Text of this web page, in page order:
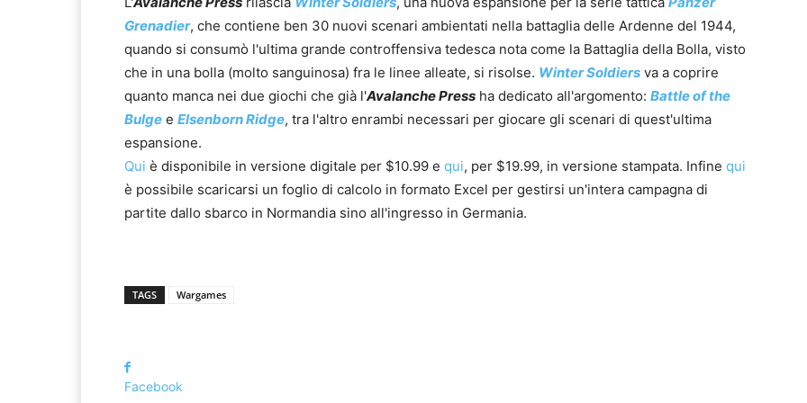
Grenadier, che contiene ben 30 nuovi scenari ambientati nella battaglia delle Ardenne del 1944,
quando si consumò l'ultima grande controffensiva tedesca nota come la Battaglia della Bolla, visto
che in una bolla (molto sanguinosa) fra le linee alleate, si risolse. Winter Soldiers va a coprire
quanto manca nei due giochi che già l'Avalanche Press ha dedicato all'argomento: Battle of the
Bulge e Elsenborn Ridge, tra l'altro enrambi necessari per giocare gli scenari di quest'ultima
espansione.
Qui è disponibile in versione digitale per $10.99 e qui, per $19.99, in versione stampata. Infine qui
è possibile scaricarsi un foglio di calcolo in formato Excel per gestirsi un'intera campagna di
partite dallo sbarco in Normandia sino all'ingresso in Germania.
TAGS Wargames
Facebook